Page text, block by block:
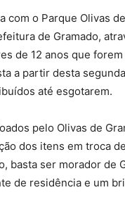
com o Parque Olivas
de Gramado,
de 12 anos que
a partir desta
até esgotarem.
pelo Olivas de
dos itens em troca
basta ser morador de
de residência e um